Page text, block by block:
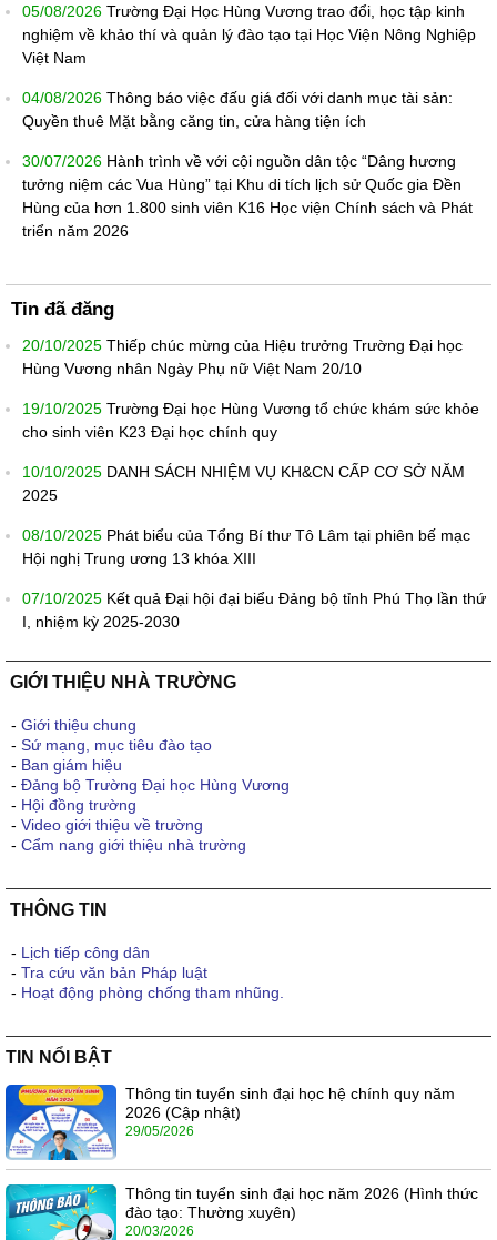
05/08/2026 Trường Đại Học Hùng Vương trao đổi, học tập kinh
nghiệm về khảo thí và quản lý đào tạo tại Học Viện Nông Nghiệp
Việt Nam
04/08/2026 Thông báo việc đấu giá đối với danh mục tài sản:
Quyền thuê Mặt bằng căng tin, cửa hàng tiện ích
30/07/2026 Hành trình về với cội nguồn dân tộc “Dâng hương
tưởng niệm các Vua Hùng” tại Khu di tích lịch sử Quốc gia Đền
Hùng của hơn 1.800 sinh viên K16 Học viện Chính sách và Phát
triển năm 2026
Tin đã đăng
20/10/2025 Thiếp chúc mừng của Hiệu trưởng Trường Đại học
Hùng Vương nhân Ngày Phụ nữ Việt Nam 20/10
19/10/2025 Trường Đại học Hùng Vương tổ chức khám sức khỏe
cho sinh viên K23 Đại học chính quy
10/10/2025 DANH SÁCH NHIỆM VỤ KH&CN CẤP CƠ SỞ NĂM
2025
08/10/2025 Phát biểu của Tổng Bí thư Tô Lâm tại phiên bế mạc
Hội nghị Trung ương 13 khóa XIII
07/10/2025 Kết quả Đại hội đại biểu Đảng bộ tỉnh Phú Thọ lần thứ
I, nhiệm kỳ 2025-2030
GIỚI THIỆU NHÀ TRƯỜNG
- Giới thiệu chung
- Sứ mạng, mục tiêu đào tạo
- Ban giám hiệu
- Đảng bộ Trường Đại học Hùng Vương
- Hội đồng trường
- Video giới thiệu về trường
- Cẩm nang giới thiệu nhà trường
THÔNG TIN
- Lịch tiếp công dân
- Tra cứu văn bản Pháp luật
- Hoạt động phòng chống tham nhũng.
TIN NỔI BẬT
Thông tin tuyển sinh đại học hệ chính quy năm
2026 (Cập nhật)
29/05/2026
Thông tin tuyển sinh đại học năm 2026 (Hình thức
đào tạo: Thường xuyên)
20/03/2026